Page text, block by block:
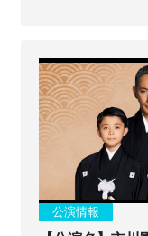
公演情報